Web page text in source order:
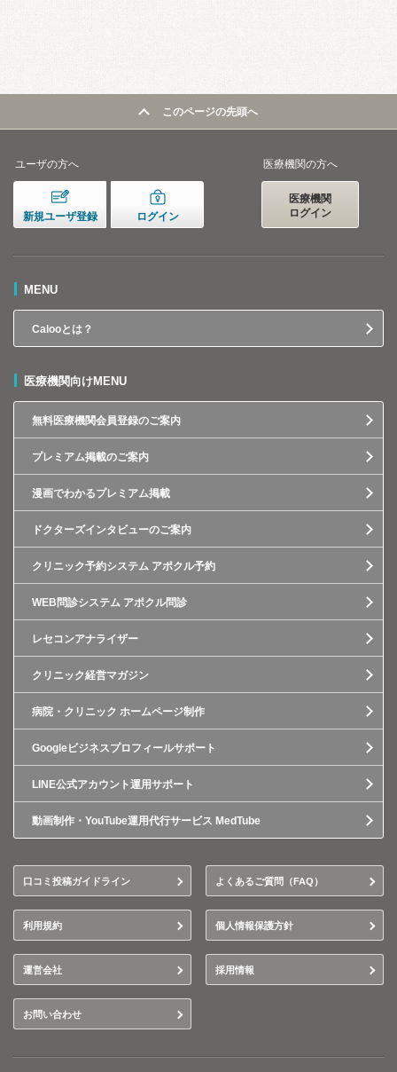
このページの先頭へ
ユーザの方へ
新規ユーザ登録 ログイン
医療機関の方へ
医療機関
ログイン
MENU
Calooとは？
医療機関向けMENU
無料医療機関会員登録のご案内
プレミアム掲載のご案内
漫画でわかるプレミアム掲載
ドクターズインタビューのご案内
クリニック予約システム アポクル予約
WEB問診システム アポクル問診
レセコンアナライザー
クリニック経営マガジン
病院・クリニック ホームページ制作
Googleビジネスプロフィールサポート
LINE公式アカウント運用サポート
動画制作・YouTube運用代行サービス MedTube
口コミ投稿ガイドライン よくあるご質問（FAQ）
利用規約 個人情報保護方針
運営会社 採用情報
お問い合わせ